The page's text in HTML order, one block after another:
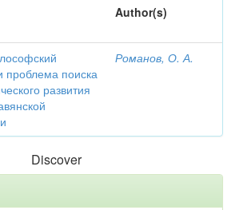
Author(s)
проблема поиска
развития
Романов, О. А.
Discover